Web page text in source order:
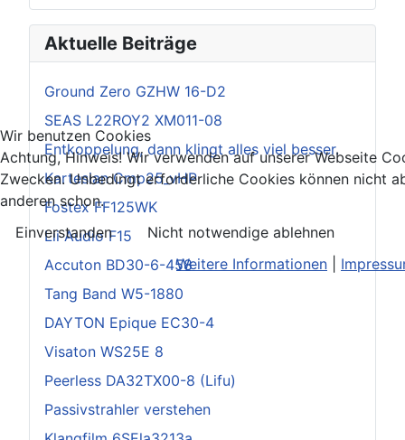
Aktuelle Beiträge
Ground Zero GZHW 16-D2
SEAS L22ROY2 XM011-08
Entkoppelung, dann klingt alles viel besser.
Kartesian Cmp25_vHP
Fostex FF125WK
Lii Audio F15
Accuton BD30-6-458
Tang Band W5-1880
DAYTON Epique EC30-4
Visaton WS25E 8
Peerless DA32TX00-8 (Lifu)
Passivstrahler verstehen
Wir benutzen Cookies
Achtung, Hinweis! Wir verwenden auf unserer Webseite
Zwecken. Unbedingt erforderliche Cookies können nicht
anderen schon.
Einverstanden
Nicht notwendige ablehnen
Weitere Informationen